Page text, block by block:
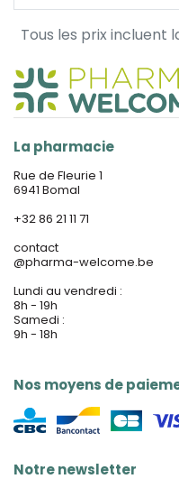
Tous les prix incluent
La pharmacie
Rue de Fleurie 1
6941 Bomal
+32 86 21 11 71
contact
@pharma-welcome.be
Lundi au vendredi :
8h - 19h
Samedi :
9h - 18h
Nos moyens de
Notre newsletter